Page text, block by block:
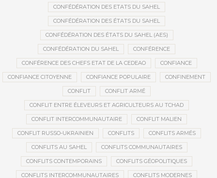
CONFÉDÉRATION DES ETATS DU SAHEL
CONFÉDÉRATION DES ÉTATS DU SAHEL
CONFÉDÉRATION DES ÉTATS DU SAHEL (AES)
CONFÉDÉRATION DU SAHEL CONFÉRENCE
CONFÉRENCE DES CHEFS ETAT DE LA CEDEAO CONFIANCE
CONFIANCE CITOYENNE CONFIANCE POPULAIRE CONFINEMENT
CONFLIT CONFLIT ARMÉ
CONFLIT ENTRE ÉLEVEURS ET AGRICULTEURS AU TCHAD
CONFLIT INTERCOMMUNAUTAIRE CONFLIT MALIEN
CONFLIT RUSSO-UKRAINIEN CONFLITS CONFLITS ARMÉS
CONFLITS AU SAHEL CONFLITS COMMUNAUTAIRES
CONFLITS CONTEMPORAINS CONFLITS GÉOPOLITIQUES
CONFLITS INTERCOMMUNAUTAIRES CONFLITS MODERNES